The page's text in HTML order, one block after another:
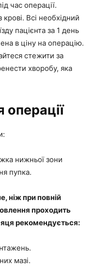
час операції.
Всі необхідний
пацієнта за 1 день
в ціну на операцію.
стежити за
хворобу, яка
операції
нижньої зони
пупка.
ніж при повній
проходить
рекомендується:
мазі.